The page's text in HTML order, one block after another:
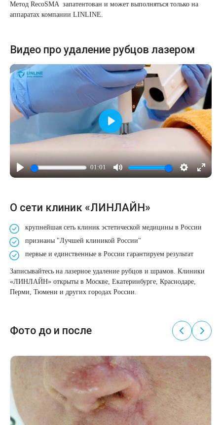
Метод RecoSMA запатентован и может выполняться только на
аппаратах компании LINLINE.
Видео про удаление рубцов лазером
Играть
01:01
Mute Настройки
Enter
Играть
О сети клиник «ЛИНЛАЙН»
крупнейшая сеть клиник эстетической медицины в России
признаны "Лучшей клиникой России"
первые и единственные в Россиигарантируем результат
Записывайтесь на лазерное удаление рубцов и шрамов. Клиники
«ЛИНЛАЙН» открыты в Москве, Екатеринбурге, Краснодаре,
Перми, Тюмени и других городах России.
Фото до и после